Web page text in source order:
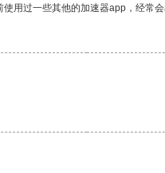
用过一些其他的加速器app，经常